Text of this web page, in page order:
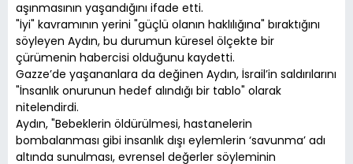
aşınmasının yaşandığını ifade etti.
"İyi" kavramının yerini "güçlü olanın haklılığına" bıraktığını
söyleyen Aydın, bu durumun küresel ölçekte bir
çürümenin habercisi olduğunu kaydetti.
Gazze’de yaşananlara da değinen Aydın, İsrail’in saldırılarını
"İnsanlık onurunun hedef alındığı bir tablo" olarak
nitelendirdi.
Aydın, "Bebeklerin öldürülmesi, hastanelerin
bombalanması gibi insanlık dışı eylemlerin ‘savunma’ adı
altında sunulması, evrensel değerler söyleminin